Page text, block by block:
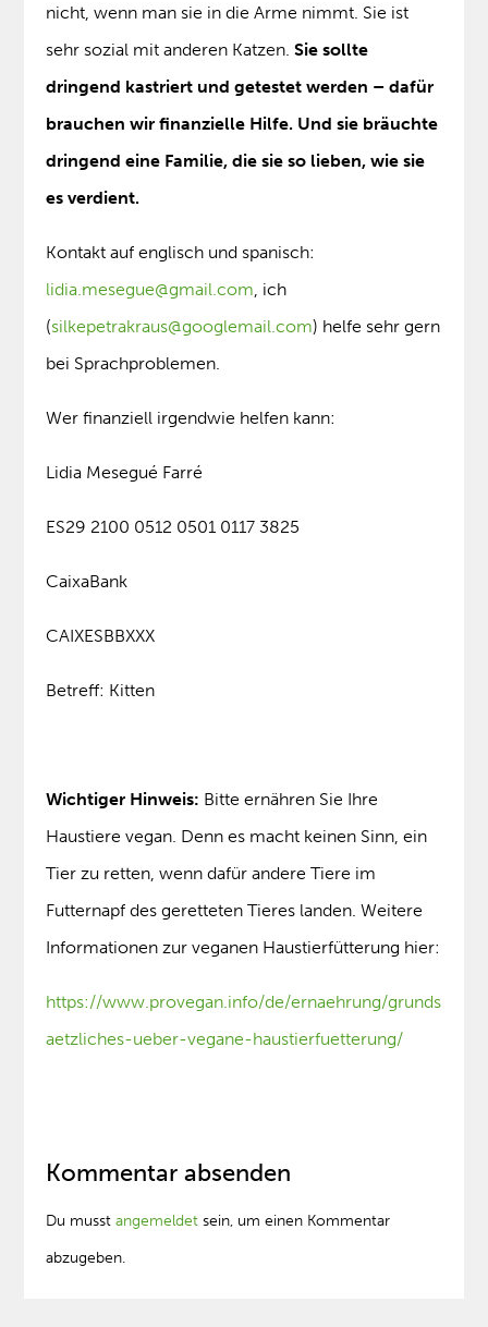
nicht, wenn man sie in die Arme nimmt. Sie ist
sehr sozial mit anderen Katzen.Sie sollte
dringend kastriert und getestet werden – dafür
brauchen wir finanzielle Hilfe. Und sie bräuchte
dringend eine Familie, die sie so lieben, wie sie
es verdient.
Kontakt auf englisch und spanisch:
lidia.mesegue@gmail.com, ich
(silkepetrakraus@googlemail.com) helfe sehr gern
bei Sprachproblemen.
Wer finanziell irgendwie helfen kann:
Lidia Mesegué Farré
ES29 2100 0512 0501 0117 3825
CaixaBank
CAIXESBBXXX
Betreff: Kitten
Wichtiger Hinweis: Bitte ernähren Sie Ihre
Haustiere vegan. Denn es macht keinen Sinn, ein
Tier zu retten, wenn dafür andere Tiere im
Futternapf des geretteten Tieres landen. Weitere
Informationen zur veganen Haustierfütterung hier:
https://www.provegan.info/de/ernaehrung/grunds
aetzliches-ueber-vegane-haustierfuetterung/
Kommentar absenden
Du musstangemeldet sein, um einen Kommentar
abzugeben.